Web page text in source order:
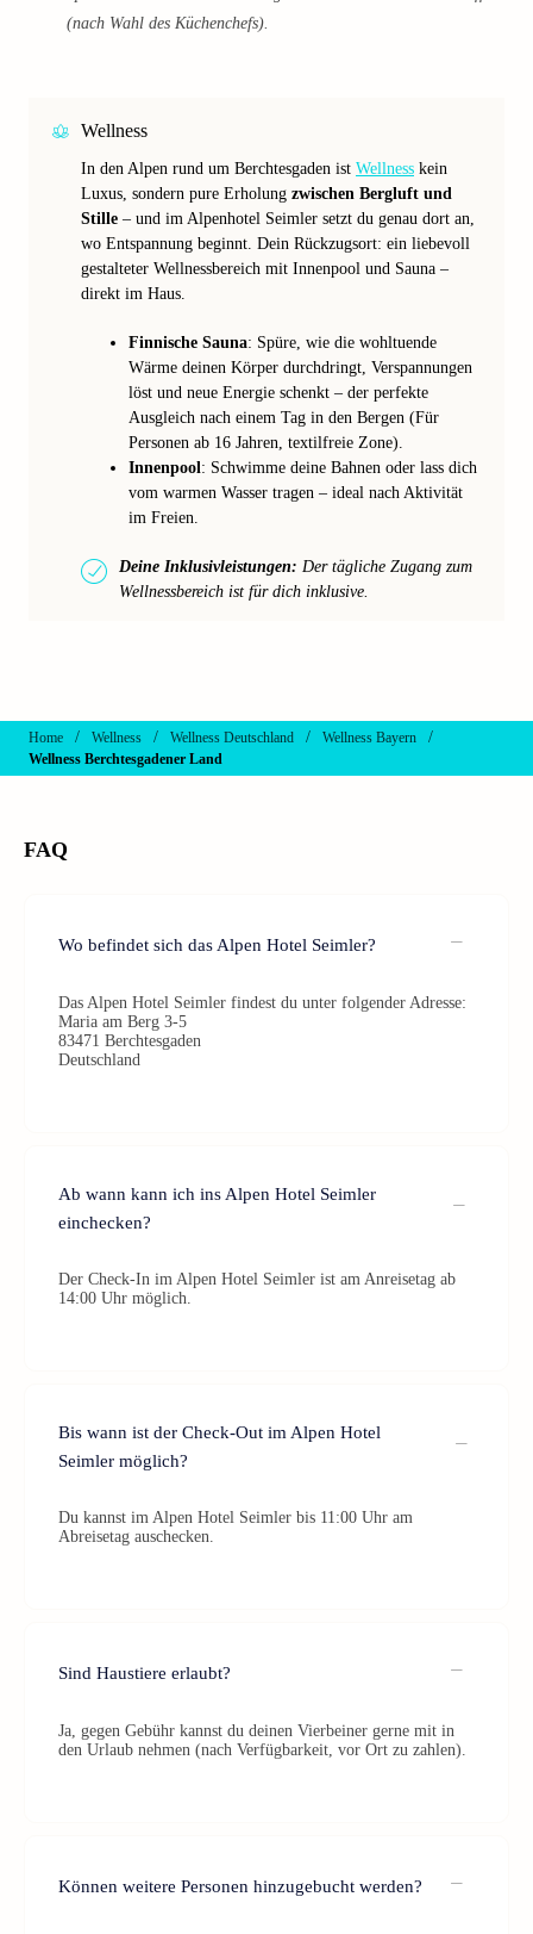
(nach Wahl des Küchenchefs).
Wellness
In den Alpen rund um Berchtesgaden ist Wellness kein
Luxus, sondern pure Erholung zwischen Bergluft und
Stille – und im Alpenhotel Seimler setzt du genau dort an,
wo Entspannung beginnt. Dein Rückzugsort: ein liebevoll
gestalteter Wellnessbereich mit Innenpool und Sauna –
direkt im Haus.
Finnische Sauna: Spüre, wie die wohltuende
Wärme deinen Körper durchdringt, Verspannungen
löst und neue Energie schenkt – der perfekte
Ausgleich nach einem Tag in den Bergen (Für
Personen ab 16 Jahren, textilfreie Zone).
Innenpool: Schwimme deine Bahnen oder lass dich
vom warmen Wasser tragen – ideal nach Aktivität
im Freien.
Deine Inklusivleistungen: Der tägliche Zugang zum
Wellnessbereich ist für dich inklusive.
Home / Wellness / Wellness Deutschland / Wellness Bayern /
Wellness Berchtesgadener Land
FAQ
Wo befindet sich das Alpen Hotel Seimler?
Das Alpen Hotel Seimler findest du unter folgender Adresse:
Maria am Berg 3-5
83471 Berchtesgaden
Deutschland
Ab wann kann ich ins Alpen Hotel Seimler
einchecken?
Der Check-In im Alpen Hotel Seimler ist am Anreisetag ab
14:00 Uhr möglich.
Bis wann ist der Check-Out im Alpen Hotel
Seimler möglich?
Du kannst im Alpen Hotel Seimler bis 11:00 Uhr am
Abreisetag auschecken.
Sind Haustiere erlaubt?
Ja, gegen Gebühr kannst du deinen Vierbeiner gerne mit in
den Urlaub nehmen (nach Verfügbarkeit, vor Ort zu zahlen).
Können weitere Personen hinzugebucht werden?